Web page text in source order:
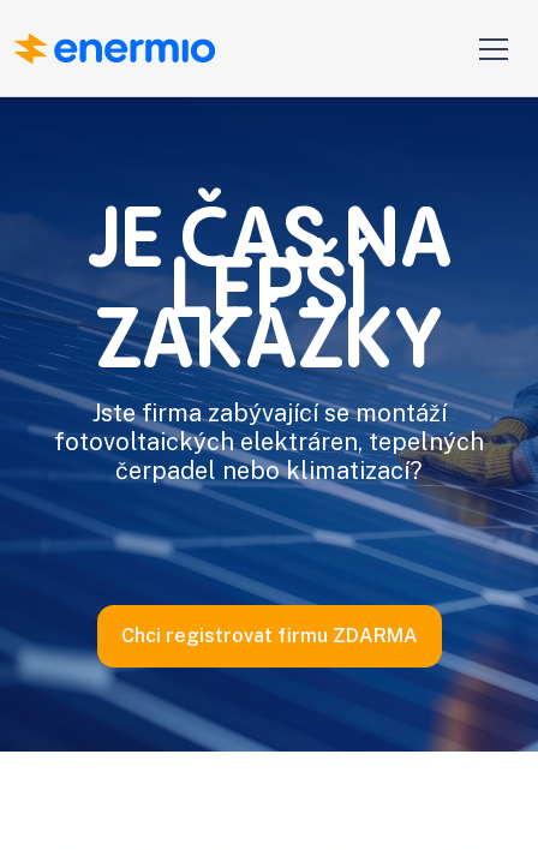
JE ČAS NA
LEPŠÍ
ZAKÁZKY
Jste firma zabývající se montáží
fotovoltaických elektráren, tepelných
čerpadel nebo klimatizací?
Chci registrovat firmu ZDARMA